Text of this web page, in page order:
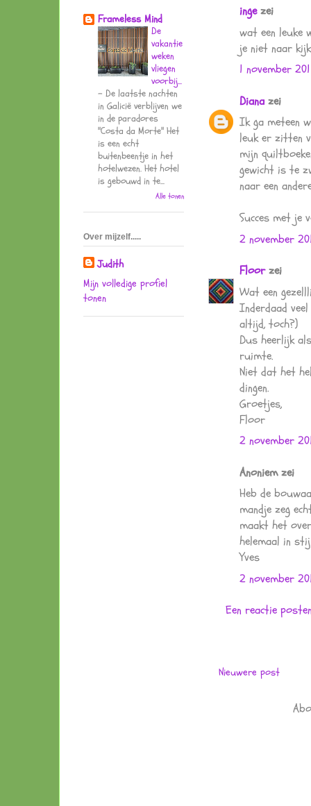
ingezei
wat een leuke
je niet naar
1 november
Diana zei
Ik ga meteen
leuk er zitten
mijn
gewicht is te
naar een
Succes met je
2 november
Floorzei
Wat een
Inderdaad
altijd, toch?)
Dus heerlijk
ruimte.
Niet dat het
dingen.
Groetjes,
Floor
2 november
Anoniem zei
Heb de
mandje zeg
maakt het
helemaal in
Yves
2 november
Een reactie
Nieuwere post
Frameless Mind
De
vakantie
weken
vliegen
voorbij...
- De laatste nachten
in Galicië verblijven we
in de paradores
"Costa da Morte" Het
is een echt
buitenbeentje in het
hotelwezen. Het hotel
is gebouwd in te...
Alle tonen
Over mijzelf.....
Judith
Mijn volledige profiel
tonen